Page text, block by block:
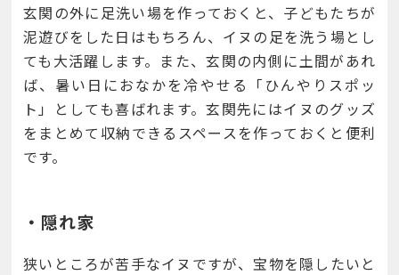
玄関の外に足洗い場を作っておくと、子どもたちが
泥遊びをした日はもちろん、イヌの足を洗う場とし
ても大活躍します。また、玄関の内側に土間があれ
ば、暑い日におなかを冷やせる「ひんやりスポッ
ト」としても喜ばれます。玄関先にはイヌのグッズ
をまとめて収納できるスペースを作っておくと便利
です。
・隠れ家
狭いところが苦手なイヌですが、宝物を隠したいと